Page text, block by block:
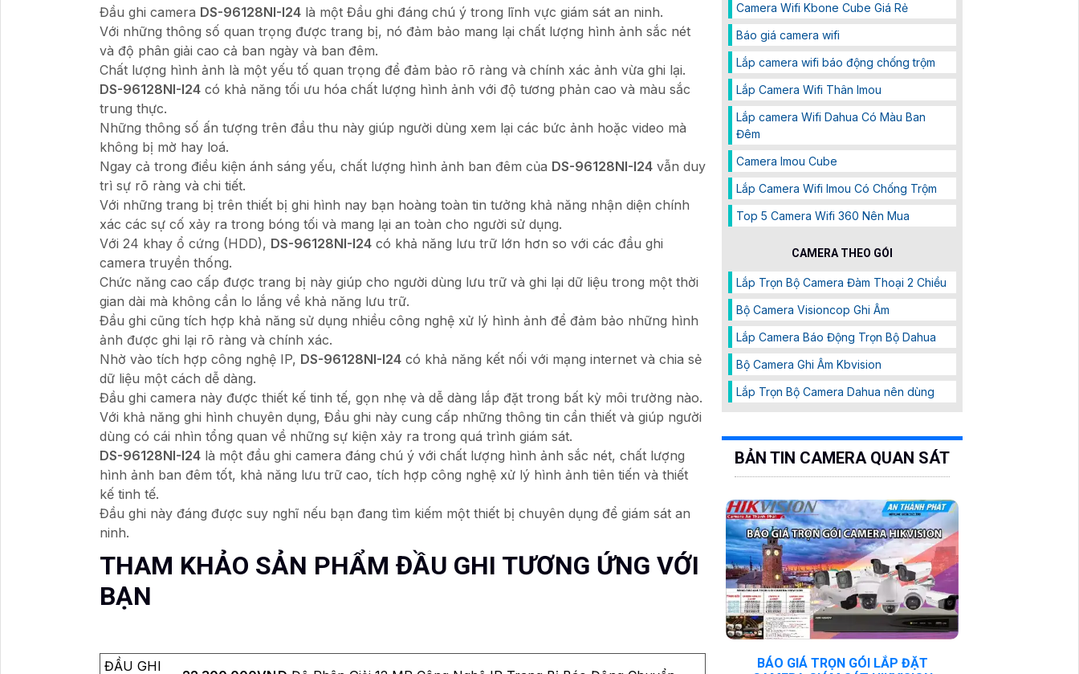
Đầu ghi camera DS-96128NI-I24 là một Đầu ghi đáng chú ý trong lĩnh vực giám sát an ninh.
Với những thông số quan trọng được trang bị, nó đảm bảo mang lại chất lượng hình ảnh sắc nét
và độ phân giải cao cả ban ngày và ban đêm.
Chất lượng hình ảnh là một yếu tố quan trọng để đảm bảo rõ ràng và chính xác ảnh vừa ghi lại.
DS-96128NI-I24 có khả năng tối ưu hóa chất lượng hình ảnh với độ tương phản cao và màu sắc
trung thực.
Những thông số ấn tượng trên đầu thu này giúp người dùng xem lại các bức ảnh hoặc video mà
không bị mờ hay loá.
Ngay cả trong điều kiện ánh sáng yếu, chất lượng hình ảnh ban đêm của DS-96128NI-I24 vẫn duy
trì sự rõ ràng và chi tiết.
Với những trang bị trên thiết bị ghi hình nay bạn hoàng toàn tin tưởng khả năng nhận diện chính
xác các sự cố xảy ra trong bóng tối và mang lại an toàn cho người sử dụng.
Với 24 khay ổ cứng (HDD), DS-96128NI-I24 có khả năng lưu trữ lớn hơn so với các đầu ghi
camera truyền thống.
Chức năng cao cấp được trang bị này giúp cho người dùng lưu trữ và ghi lại dữ liệu trong một thời
gian dài mà không cần lo lắng về khả năng lưu trữ.
Đầu ghi cũng tích hợp khả năng sử dụng nhiều công nghệ xử lý hình ảnh để đảm bảo những hình
ảnh được ghi lại rõ ràng và chính xác.
Nhờ vào tích hợp công nghệ IP, DS-96128NI-I24 có khả năng kết nối với mạng internet và chia sẻ
dữ liệu một cách dễ dàng.
Đầu ghi camera này được thiết kế tinh tế, gọn nhẹ và dễ dàng lắp đặt trong bất kỳ môi trường nào.
Với khả năng ghi hình chuyên dụng, Đầu ghi này cung cấp những thông tin cần thiết và giúp người
dùng có cái nhìn tổng quan về những sự kiện xảy ra trong quá trình giám sát.
DS-96128NI-I24 là một đầu ghi camera đáng chú ý với chất lượng hình ảnh sắc nét, chất lượng
hình ảnh ban đêm tốt, khả năng lưu trữ cao, tích hợp công nghệ xử lý hình ảnh tiên tiến và thiết
kế tinh tế.
Đầu ghi này đáng được suy nghĩ nếu bạn đang tìm kiếm một thiết bị chuyên dụng để giám sát an
ninh.
THAM KHẢO SẢN PHẨM ĐẦU GHI TƯƠNG ỨNG VỚI
BẠN
ĐẦU GHI
Camera Wifi Kbone Cube Giá Rẻ
Báo giá camera wifi
Lắp camera wifi báo động chống trộm
Lắp Camera Wifi Thân Imou
Lắp camera Wifi Dahua Có Màu Ban
Đêm
Camera Imou Cube
Lắp Camera Wifi Imou Có Chống Trộm
Top 5 Camera Wifi 360 Nên Mua
CAMERA THEO GÓI
Lắp Trọn Bộ Camera Đàm Thoại 2 Chiều
Bộ Camera Visioncop Ghi Âm
Lắp Camera Báo Động Trọn Bộ Dahua
Bộ Camera Ghi Âm Kbvision
Lắp Trọn Bộ Camera Dahua nên dùng
BẢN TIN CAMERA QUAN SÁT
BÁO GIÁ TRỌN GÓI LẮP ĐẶT